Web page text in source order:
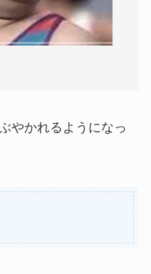
やかれるようになっ